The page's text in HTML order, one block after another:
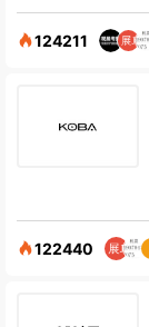
124211
122440